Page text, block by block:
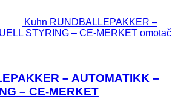
Kuhn RUNDBALLEPAKKER –
STYRING – CE-MERKET omotač
– AUTOMATIKK –
– CE-MERKET